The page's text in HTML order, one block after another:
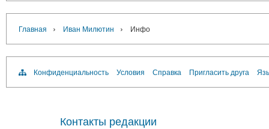
Главная › Иван Милютин › Инфо
Конфиденциальность Условия Справка Пригласить друга
Контакты редакции